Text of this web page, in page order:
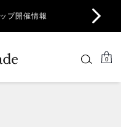
プ開催情報
0